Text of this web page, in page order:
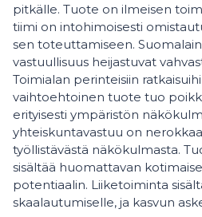
pitkälle. Tuote on ilmeisen
tiimi on intohimoisesti
sen toteuttamiseen.
vastuullisuus heijastuvat
Toimialan perinteisiin
vaihtoehtoinen tuote tuo
erityisesti ympäristön
yhteiskuntavastuu on
työllistävästä näkökulmasta.
sisältää huomattavan
potentiaalin. Liiketoiminta
skaalautumiselle, ja kasvun